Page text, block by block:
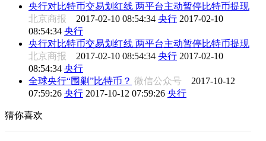
央行对比特币交易划红线 两平台主动暂停比特币提现
北京商报 2017-02-10 08:54:34 央行 2017-02-10
08:54:34 央行
央行对比特币交易划红线 两平台主动暂停比特币提现
北京商报 2017-02-10 08:54:34 央行 2017-02-10
08:54:34 央行
全球央行“围剿”比特币？ 微信公众号 2017-10-12
07:59:26 央行 2017-10-12 07:59:26 央行
猜你喜欢